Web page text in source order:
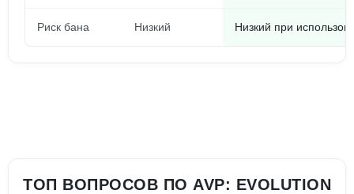
Риск бана Низкий Низкий при
ТОП ВОПРОСОВ ПО AVP: EVOLUTION